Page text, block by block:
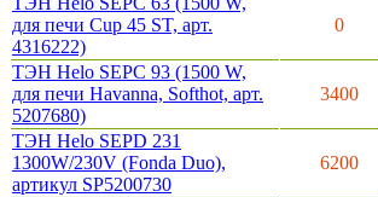
для печи Cup 45 ST, арт.
4316222)
0
ТЭН Helo SEPC 93 (1500 W,
для печи Havanna, Softhot, арт.
5207680)
3400
ТЭН Helo SEPD 231
1300W/230V (Fonda Duo),
артикул SP5200730
6200